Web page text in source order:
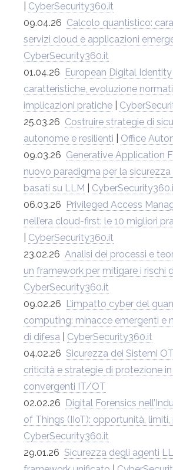
CyberSecurity360.it
09.04.26 Calcolo quantistico:
servizi cloud e applicazioni
CyberSecurity360.it
01.04.26
European Digital
caratteristiche, evoluzione
implicazioni pratiche
25.03.26 Costruire strategie di
autonome e resilienti
Office
09.03.26 Generative Application
nuovo paradigma per la sicurezza
basati su LLM
06.03.26
Privileged Access
nell’era cloud-first: le 10 migliori
CyberSecurity360.it
23.02.26 Analisi dei processi e
un framework per mitigare i rischi
CyberSecurity360.it
09.02.26
L’impatto cyber del
computing: minacce emergenti e
di difesa
CyberSecurity360.it
04.02.26 Sicurezza dei Sistemi
criticità e strategie di protezione
convergenti IT/OT
02.02.26
Digital Forensics
of Things (IIoT): opportunità,
CyberSecurity360.it
29.01.26 Sicurezza degli agenti